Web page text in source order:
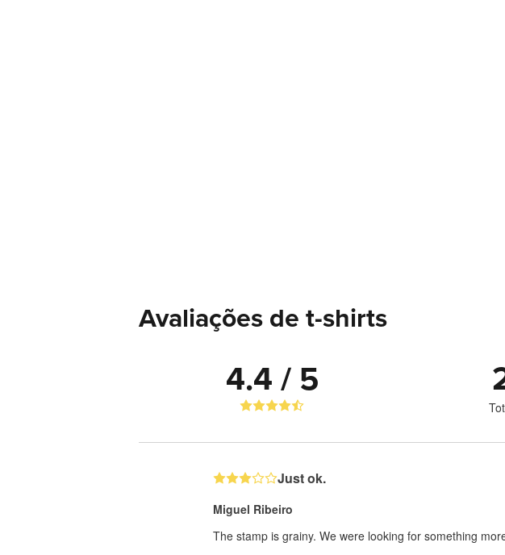
Avaliações de t-shirts
4.4 / 5
Just ok.
Miguel Ribeiro
The stamp is grainy. We were looking for something